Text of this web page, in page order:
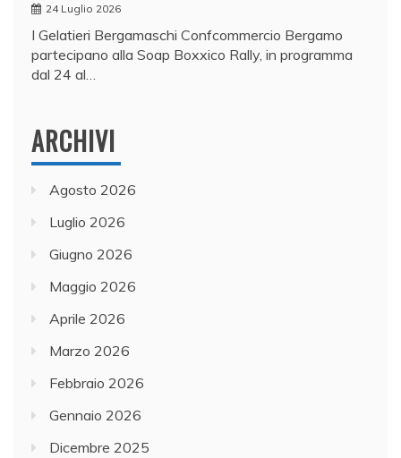
24 Luglio 2026
I Gelatieri Bergamaschi Confcommercio Bergamo
partecipano alla Soap Boxxico Rally, in programma
dal 24 al…
ARCHIVI
Agosto 2026
Luglio 2026
Giugno 2026
Maggio 2026
Aprile 2026
Marzo 2026
Febbraio 2026
Gennaio 2026
Dicembre 2025